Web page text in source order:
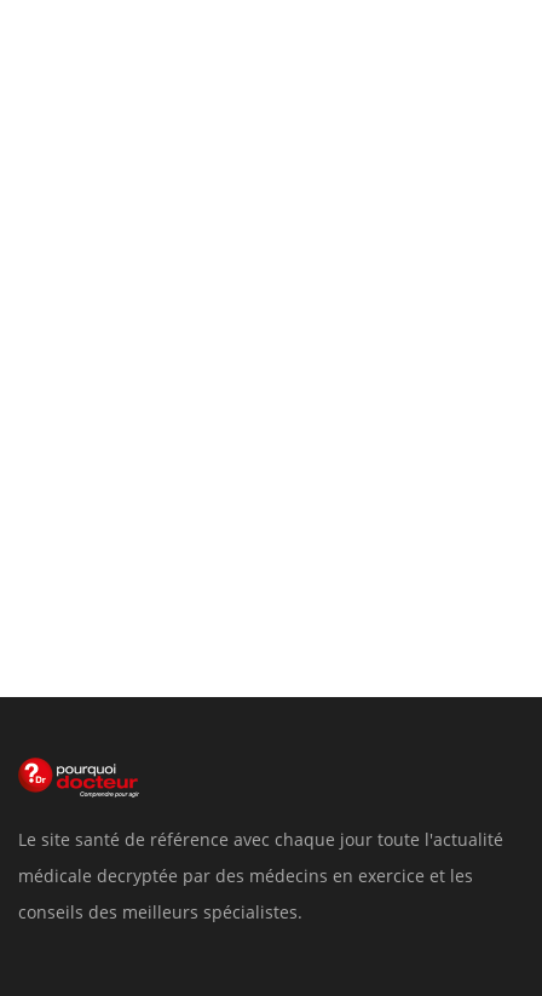
Le site santé de référence avec chaque jour toute l'actualité
médicale decryptée par des médecins en exercice et les
conseils des meilleurs spécialistes.